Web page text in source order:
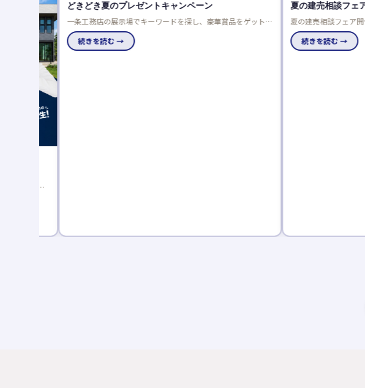
どきどき夏のプレゼントキャンペーン
一条工務店の展示場でキーワードを探し、豪華賞品をゲットし
よう！応募は一人一回限り、当選発表は特設サイトと賞品お届
けで。続きを読む →
夏の建売相談フェア
夏の建売相談フェア開催！
談でさらにプレゼント。成
品で、家電や引越し費用、
続きを読む →